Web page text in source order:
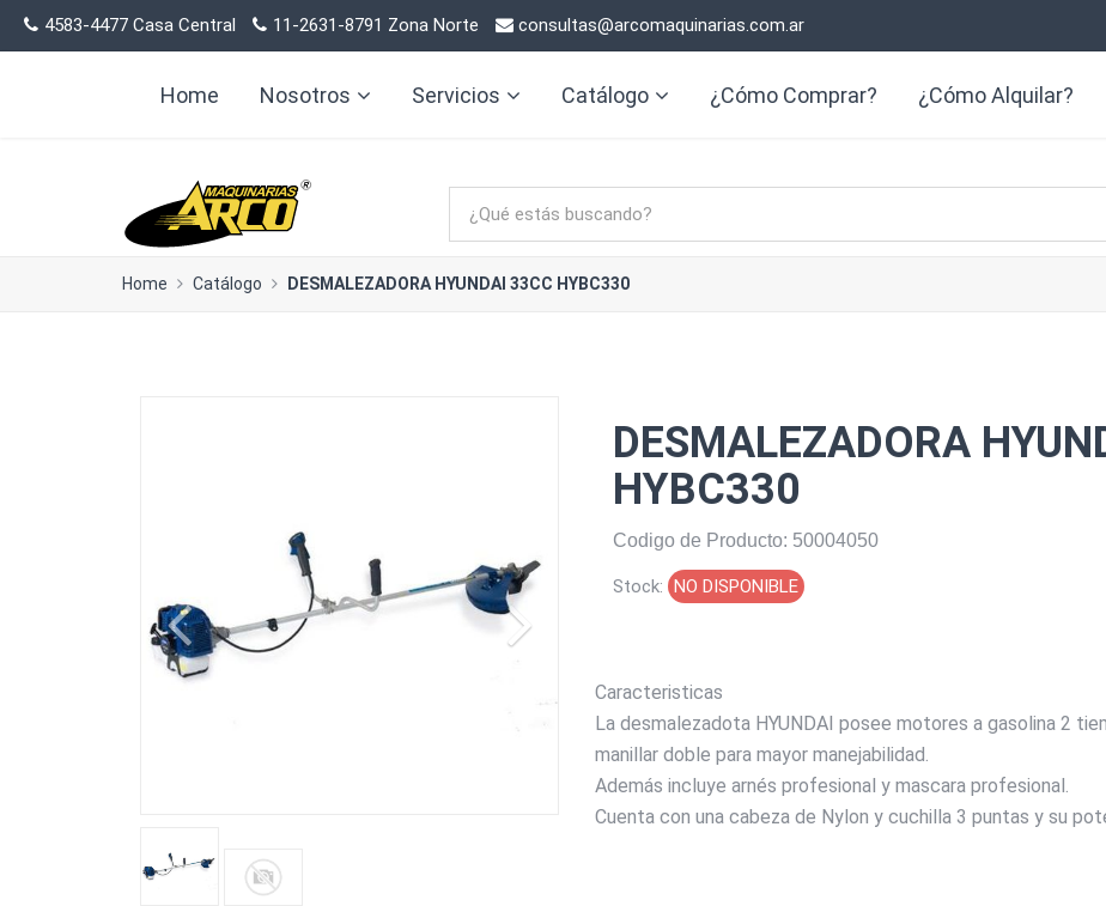
4583-4477 Casa Central 11-2631-8791 Zona Norte consultas@arcomaquinarias.com.ar
Home Nosotros Servicios Catálogo ¿Cómo Comprar? ¿Cómo Alquilar?
Home Catálogo DESMALEZADORA HYUNDAI 33CC HYBC330
DESMALEZADORA
HYBC330
Codigo de Producto: 50004050
Stock: NO DISPONIBLE
Caracteristicas
La desmalezadota HYUNDAI posee motores a gasolina 2
manillar doble para mayor manejabilidad.
Además incluye arnés profesional y mascara profesional.
Cuenta con una cabeza de Nylon y cuchilla 3 puntas y su